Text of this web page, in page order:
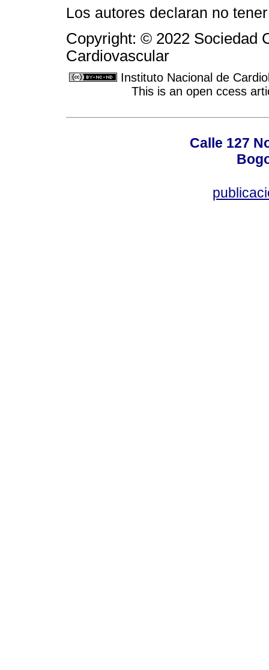
Los autores declaran no
Copyright: © 2022 Sociedad
Cardiovascular
Instituto Nacional de
This is an open ccess
Calle 127